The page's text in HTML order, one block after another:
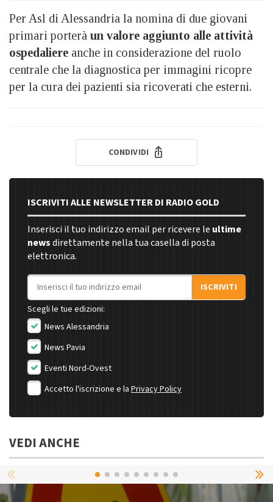
Per Asl di Alessandria la nomina di due giovani
primari porterà un valore aggiunto alle attività
ospedaliere anche in considerazione del ruolo
centrale che la diagnostica per immagini ricopre
per la cura dei pazienti sia ricoverati che esterni.
CONDIVIDI
ISCRIVITI ALLE NEWSLETTER DI RADIO GOLD
Inserisci il tuo indirizzo email per ricevere le ultime
newsdirettamente nella tua casella di posta
elettronica.
Indirizzo email
ISCRIVITI
Scegli le tue edizioni:
News Alessandria
News Pavia
Eventi Nord-Ovest
Accetto l'iscrizione e la Privacy Policy
VEDI ANCHE